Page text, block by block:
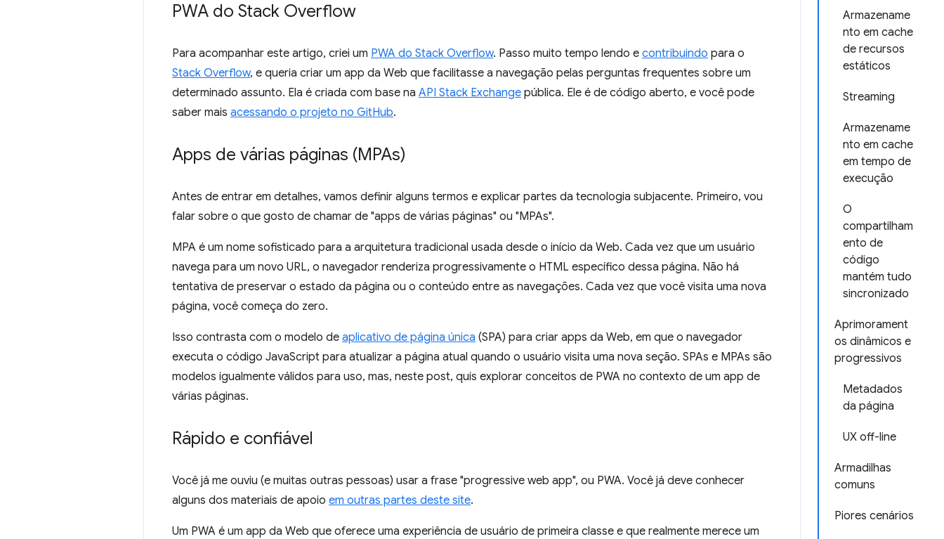
Armazename
nto em cache
de recursos
estáticos
Streaming
Armazename
nto em cache
em tempo de
execução
O
compartilham
ento de
código
mantém tudo
sincronizado
Aprimorament
os dinâmicos e
progressivos
Metadados
da página
UX off-line
Armadilhas
comuns
Piores cenários
PWA do Stack Overflow
Para acompanhar este artigo, criei um PWA do Stack Overflow. Passo muito tempo lendo e contribuindo para o
Stack Overflow, e queria criar um app da Web que facilitasse a navegação pelas perguntas frequentes sobre um
determinado assunto. Ela é criada com base na API Stack Exchange pública. Ele é de código aberto, e você pode
saber mais acessando o projeto no GitHub.
Apps de várias páginas (MPAs)
Antes de entrar em detalhes, vamos definir alguns termos e explicar partes da tecnologia subjacente. Primeiro, vou
falar sobre o que gosto de chamar de "apps de várias páginas" ou "MPAs".
MPA é um nome sofisticado para a arquitetura tradicional usada desde o início da Web. Cada vez que um usuário
navega para um novo URL, o navegador renderiza progressivamente o HTML específico dessa página. Não há
tentativa de preservar o estado da página ou o conteúdo entre as navegações. Cada vez que você visita uma nova
página, você começa do zero.
Isso contrasta com o modelo de aplicativo de página única (SPA) para criar apps da Web, em que o navegador
executa o código JavaScript para atualizar a página atual quando o usuário visita uma nova seção. SPAs e MPAs são
modelos igualmente válidos para uso, mas, neste post, quis explorar conceitos de PWA no contexto de um app de
várias páginas.
Rápido e confiável
Você já me ouviu (e muitas outras pessoas) usar a frase "progressive web app", ou PWA. Você já deve conhecer
alguns dos materiais de apoio em outras partes deste site.
Um PWA é um app da Web que oferece uma experiência de usuário de primeira classe e que realmente merece um